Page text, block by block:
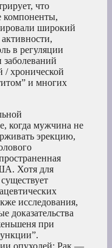
что
компоненты,
широкий
в регуляции
/ хронической
и многих
когда мужчина не
эрекцию,
Хотя для
исследования,
доказательства
при